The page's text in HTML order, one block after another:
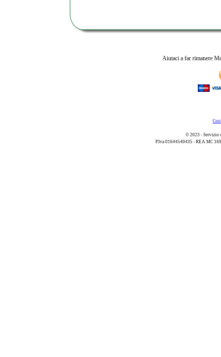
Aiutaci a far rimanere
© 2023 - Servizio
P.Iva 01644540435 - REA MC